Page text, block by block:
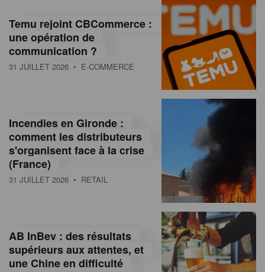
M
a
g
n
e
n
Temu rejoint CBCommerce :
une opération de
communication ?
31 JUILLET 2026 • E-COMMERCE
Incendies en Gironde :
comment les distributeurs
s'organisent face à la crise
(France)
31 JUILLET 2026 • RETAIL
AB InBev : des résultats
supérieurs aux attentes, et
une Chine en difficulté